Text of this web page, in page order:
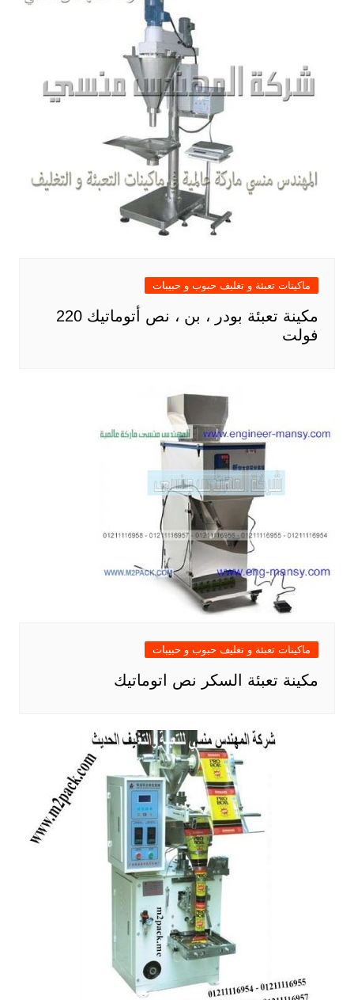
ماكينات تعبئة و تغليف حبوب و حبيبات
مكينة تعبئة بودر ، بن ، نص أتوماتيك 220
فولت
ماكينات تعبئة و تغليف حبوب و حبيبات
مكينة تعبئة السكر نص اتوماتيك